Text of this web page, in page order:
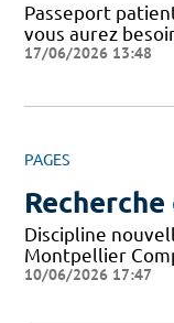
Passeport
vous aurez
17/06/2026 13:48
PAGES
Discipline
Montpellier
10/06/2026 17:47